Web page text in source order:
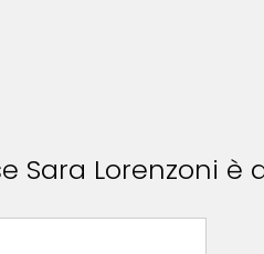
Sara Lorenzoni